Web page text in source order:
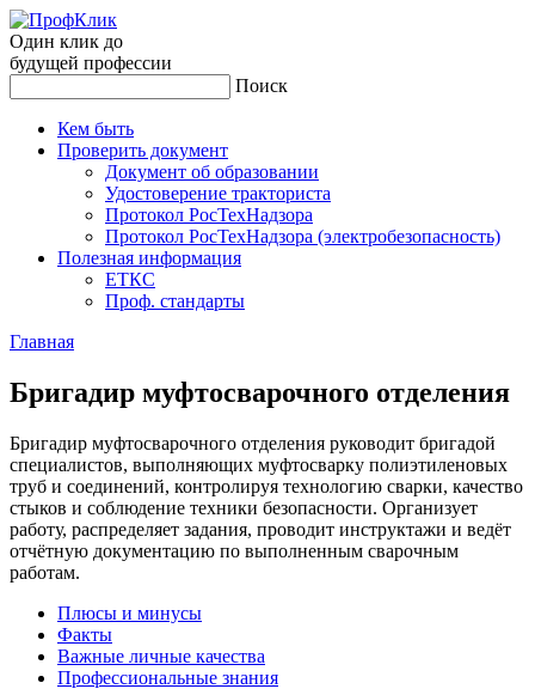
Один клик до
будущей профессии
Поиск
Кем быть
Проверить документ
Документ об образовании
Удостоверение тракториста
Протокол РосТехНадзора
Протокол РосТехНадзора (электробезопасность)
Полезная информация
ЕТКС
Проф. стандарты
Главная
Бри­гадир муф­тосва­роч­но­го от­де­ления
Бригадир муфтосварочного отделения руководит бригадой
специалистов, выполняющих муфтосварку полиэтиленовых
труб и соединений, контролируя технологию сварки, качество
стыков и соблюдение техники безопасности. Организует
работу, распределяет задания, проводит инструктажи и ведёт
отчётную документацию по выполненным сварочным
работам.
Плюсы и минусы
Факты
Важные личные качества
Профессиональные знания